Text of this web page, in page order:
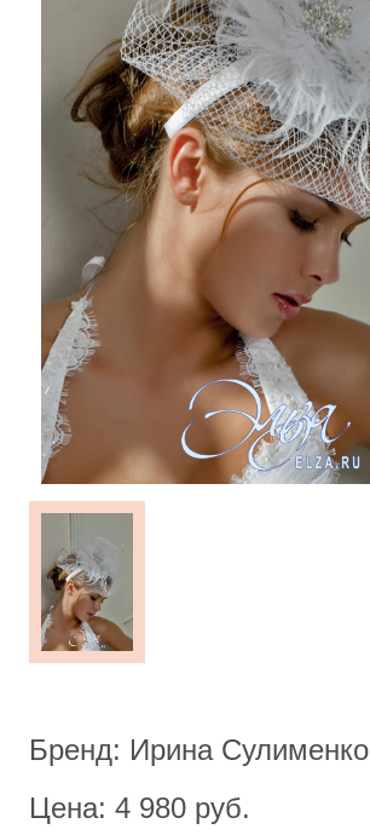
Бренд: Ирина Сулименко
Цена: 4 980 руб.